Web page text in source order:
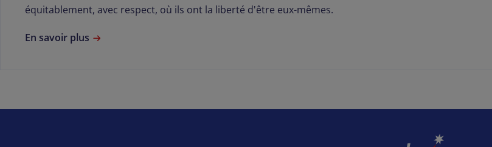
équitablement, avec respect, où ils ont la liberté d'être eux-mêmes.
En savoir plus